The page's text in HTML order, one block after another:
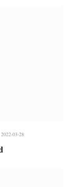
2022-03-28